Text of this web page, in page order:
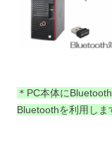
＊PC本体に
Bluetoothを利用しま